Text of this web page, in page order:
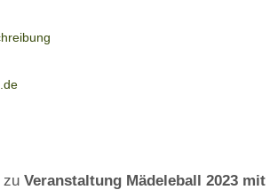
zu Veranstaltung Mädeleball 2023 mit